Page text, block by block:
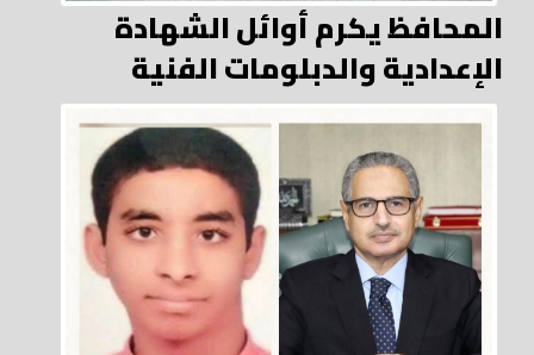
المحافظ يكرم أوائل الشهادة
الإعدادية والدبلومات الفنية